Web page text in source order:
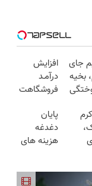
جای
بخیه
افزایش
درآمـد
فروشگاهت
کن
پایان
دغدغه
هزینه های
پک سفید